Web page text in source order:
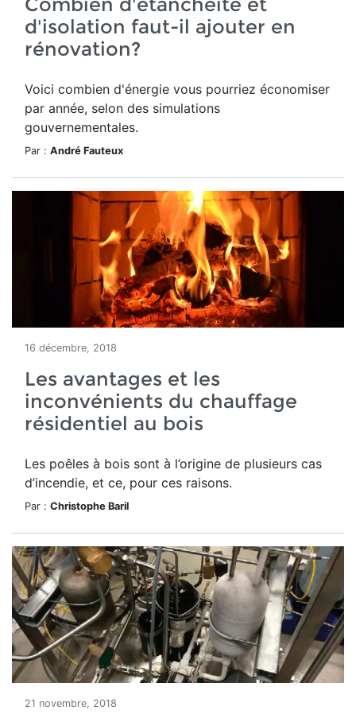
d'isolation faut-il ajouter en
rénovation?
Voici combien d'énergie vous pourriez économiser
par année, selon des simulations
gouvernementales.
Par : André Fauteux
16 décembre, 2018
Les avantages et les
inconvénients du chauffage
résidentiel au bois
Les poêles à bois sont à l’origine de plusieurs cas
d’incendie, et ce, pour ces raisons.
Par : Christophe Baril
21 novembre, 2018